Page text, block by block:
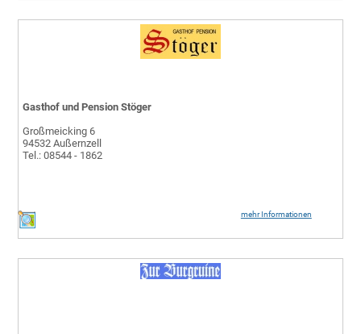
mehr Informationen
Gasthof und Pension Stöger
Großmeicking 6
94532 Außernzell
Tel.: 08544 - 1862